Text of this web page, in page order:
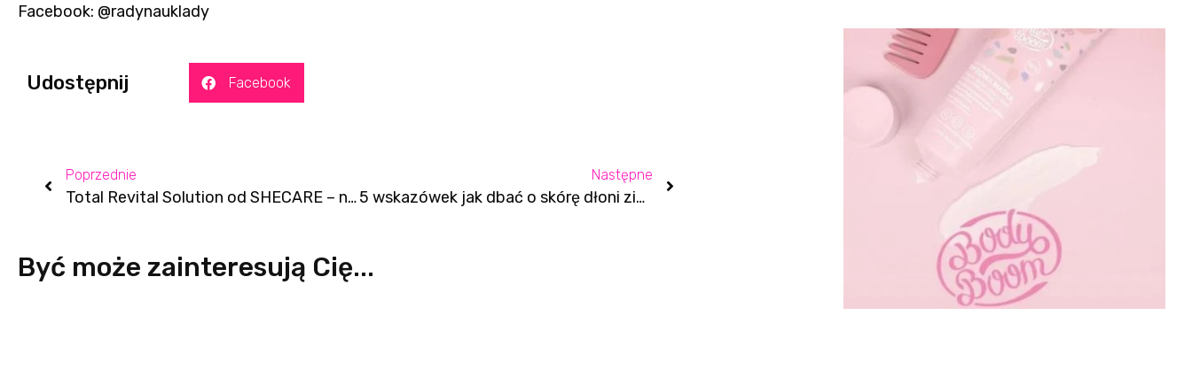
Facebook: @radynauklady
Udostępnij Facebook
Poprzednie
Total Revital Solution od SHECARE – nowoczesna pielęgnacja w zgodzie z ideą naturalnego piękna
Następne
5 wskazówek jak dbać o skórę dłoni zimą?
Być może zainteresują Cię...